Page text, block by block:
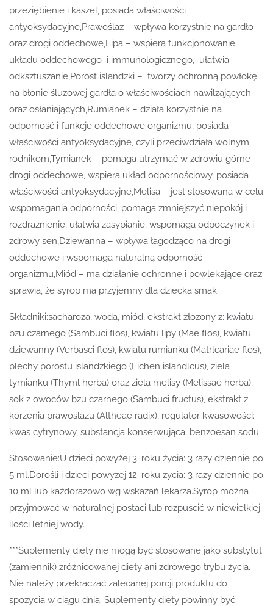
przeziębienie i kaszel, posiada właściwości
antyoksydacyjne,Prawoślaz – wpływa korzystnie na gardło
oraz drogi oddechowe,Lipa – wspiera funkcjonowanie
układu oddechowego i immunologicznego, ułatwia
odksztuszanie,Porost islandzki – tworzy ochronną powłokę
na błonie śluzowej gardła o właściwościach nawilżających
oraz osłaniających,Rumianek – działa korzystnie na
odporność i funkcje oddechowe organizmu, posiada
właściwości antyoksydacyjne, czyli przeciwdziała wolnym
rodnikom,Tymianek – pomaga utrzymać w zdrowiu górne
drogi oddechowe, wspiera układ odpornościowy. posiada
właściwości antyoksydacyjne,Melisa – jest stosowana w celu
wspomagania odporności, pomaga zmniejszyć niepokój i
rozdrażnienie, ułatwia zasypianie, wspomaga odpoczynek i
zdrowy sen,Dziewanna – wpływa łagodząco na drogi
oddechowe i wspomaga naturalną odporność
organizmu,Miód – ma działanie ochronne i powlekające oraz
sprawia, że syrop ma przyjemny dla dziecka smak.
Składniki:sacharoza, woda, miód, ekstrakt złożony z: kwiatu
bzu czarnego (Sambuci flos), kwiatu lipy (Mae flos), kwiatu
dziewanny (Verbasci flos), kwiatu rumianku (Matrlcariae flos),
plechy porostu islandzkiego (Lichen islandlcus), ziela
tymianku (Thyml herba) oraz ziela melisy (Melissae herba),
sok z owoców bzu czarnego (Sambuci fructus), ekstrakt z
korzenia prawoślazu (Altheae radix), regulator kwasowości:
kwas cytrynowy, substancja konserwująca: benzoesan sodu
Stosowanie:U dzieci powyżej 3. roku życia: 3 razy dziennie po
5 ml.Dorośli i dzieci powyżej 12. roku życia: 3 razy dziennie po
10 ml lub każdorazowo wg wskazań lekarza.Syrop można
przyjmować w naturalnej postaci lub rozpuścić w niewielkiej
ilości letniej wody.
***Suplementy diety nie mogą być stosowane jako substytut
(zamiennik) zróżnicowanej diety ani zdrowego trybu życia.
Nie należy przekraczać zalecanej porcji produktu do
spożycia w ciągu dnia. Suplementy diety powinny być